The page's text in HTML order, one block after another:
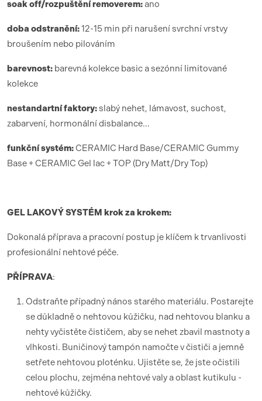
soak off/rozpuštění removerem: ano
doba odstranění:12-15 min při narušení svrchní vrstvy
broušením nebo pilováním
barevnost: barevná kolekce basic a sezónní limitované
kolekce
nestandartní faktory:slabý nehet, lámavost, suchost,
zabarvení, hormonální disbalance…
funkční systém:CERAMIC Hard Base/CERAMIC Gummy
Base + CERAMIC Gel lac + TOP (Dry Matt/Dry Top)
GEL LAKOVÝ SYSTÉM krok za krokem:
Dokonalá příprava a pracovní postup je klíčem k trvanlivosti
profesionální nehtové péče.
PŘÍPRAVA:
Odstraňte případný nános starého materiálu. Postarejte
se důkladně o nehtovou kůžičku, nad nehtovou blanku a
nehty vyčistěte čističem, aby se nehet zbavil mastnoty a
vlhkosti. Buničinový tampón namočte v čističi a jemně
setřete nehtovou ploténku. Ujistěte se, že jste očistili
celou plochu, zejména nehtové valy a oblast kutikulu -
nehtové kůžičky.